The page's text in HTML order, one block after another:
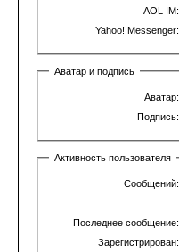
AOL IM:
Yahoo! Messenger:
Аватар и подпись
Аватар:
Подпись:
Активность пользователя
Сообщений:
Последнее сообщение:
Зарегистрирован: